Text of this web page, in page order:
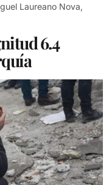
Laureano Nova,
6.4